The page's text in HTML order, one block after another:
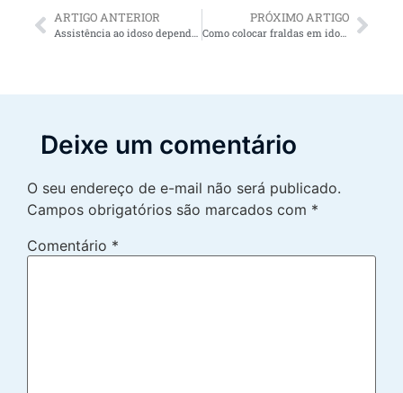
ARTIGO ANTERIOR
Assistência ao idoso dependente: tudo o que você precisa saber antes de contratar um cuidador de idosos
PRÓXIMO ARTIGO
Como colocar fraldas em idosos?
Deixe um comentário
O seu endereço de e-mail não será publicado.
Campos obrigatórios são marcados com *
Comentário *